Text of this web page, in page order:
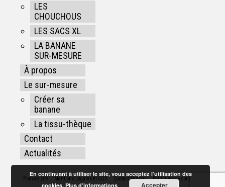
LES
CHOUCHOUS
LES SACS XL
LA BANANE
SUR-MESURE
À propos
Le sur-mesure
Créer sa
banane
La tissu-thèque
Contact
Actualités
Plan de site Mentions Légales et CGV Contact Rennes Politiques de confidentialité
En continuant à utiliser le site, vous acceptez l’utilisation des
cookies.Plus d’informations Accepter